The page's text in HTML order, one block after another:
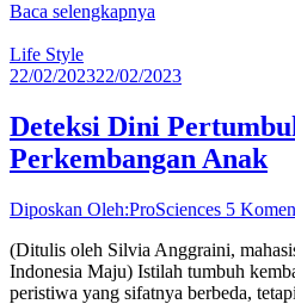
Baca selengkapnya
Life Style
22/02/202322/02/2023
Deteksi Dini
Perkembangan Anak
Diposkan Oleh:ProSciences 5
(Ditulis oleh Silvia Anggraini,
Indonesia Maju) Istilah tumbuh
peristiwa yang sifatnya berbeda,